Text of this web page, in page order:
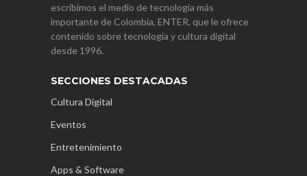
escribimos el medio de tecnología más
importante de Colombia, ENTER, que le ofrece
contenido sobre tecnología y cultura digital
desde 1996.
SECCIONES DESTACADAS
Cultura Digital
Eventos
Entretenimiento
Apps & Software